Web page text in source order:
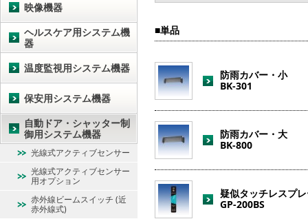
単品
防雨カバー・小
BK-301
防雨カバー・大
BK-800
疑似タッチレスプ
GP-200BS
映像機器
ヘルスケア用システム機
器
温度監視用システム機器
保安用システム機器
自動ドア・シャッター制
御用システム機器
光線式アクティブセンサー
光線式アクティブセンサー
用オプション
赤外線ビームスイッチ (近
赤外線式)